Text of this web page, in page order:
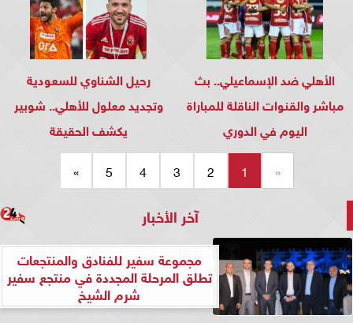
الأهلي ضد الإسماعيلي.. بث
مباشر والقنوات الناقلة للمباراة
اليوم في الدوري
رحيل الشناوي للسعودية
وتجديد معلول للأهلي.. شوبير
يكشف الحقيقة
«
1
2
3
4
5
»
آخر الأخبار
مجموعة سفير للفنادق والمنتجعات
تطلق المرحلة المجددة في منتجع سفير
شرم الشيخ